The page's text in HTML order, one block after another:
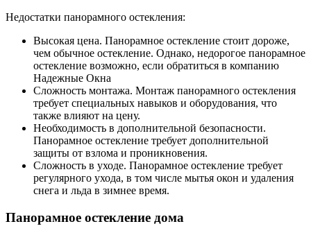
Недостатки панорамного остекления:
Высокая цена. Панорамное остекление стоит дороже,
чем обычное остекление. Однако, недорогое панорамное
остекление возможно, если обратиться в компанию
Надежные Окна
Сложность монтажа. Монтаж панорамного остекления
требует специальных навыков и оборудования, что
также влияют на цену.
Необходимость в дополнительной безопасности.
Панорамное остекление требует дополнительной
защиты от взлома и проникновения.
Сложность в уходе. Панорамное остекление требует
регулярного ухода, в том числе мытья окон и удаления
снега и льда в зимнее время.
Панорамное остекление дома